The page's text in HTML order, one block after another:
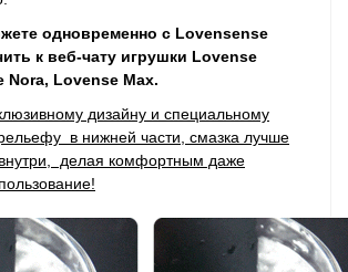
одновременно с Lovensense
к веб-чату игрушки Lovense
Nora, Lovense Max.
дизайну и специальному
в нижней части, смазка лучше
делая комфортным даже